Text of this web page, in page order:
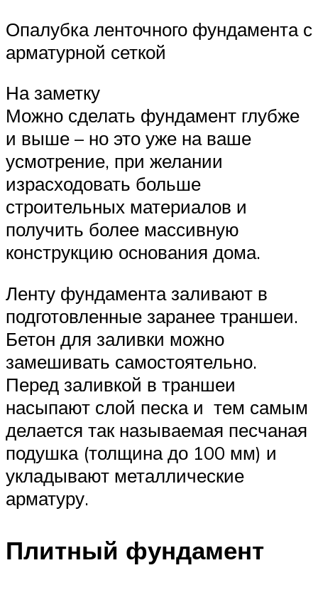
Опалубка ленточного фундамента с
арматурной сеткой
На заметку
Можно сделать фундамент глубже
и выше – но это уже на ваше
усмотрение, при желании
израсходовать больше
строительных материалов и
получить более массивную
конструкцию основания дома.
Ленту фундамента заливают в
подготовленные заранее траншеи.
Бетон для заливки можно
замешивать самостоятельно.
Перед заливкой в траншеи
насыпают слой песка и тем самым
делается так называемая песчаная
подушка (толщина до 100 мм) и
укладывают металлические
арматуру.
Плитный фундамент